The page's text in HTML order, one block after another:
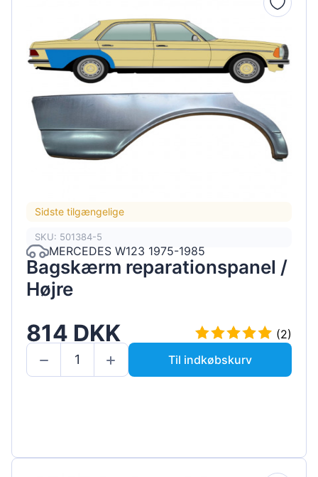
Sidste tilgængelige
SKU: 501384-5
MERCEDES W123 1975-1985
Bagskærm reparationspanel /
Højre
814 DKK
(2)
Til indkøbskurv